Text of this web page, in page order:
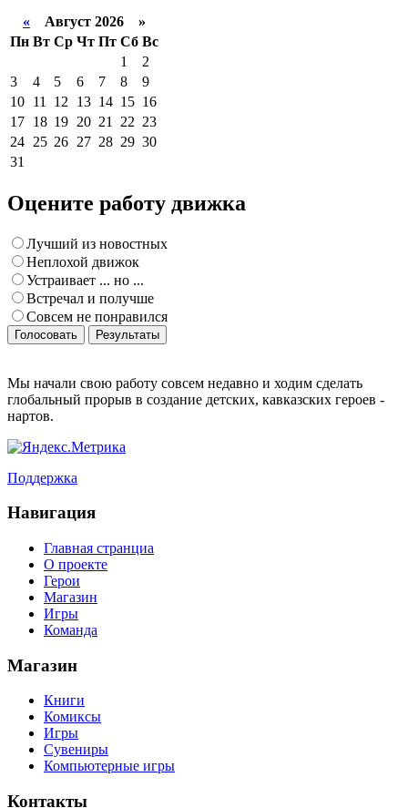
« Август 2026 »
Пн Вт Ср Чт Пт Сб Вс
1
2
3
4 5 6 7 8
9
10 11 12 13 14 15 16
17 18 19 20 21 22 23
24 25 26 27 28 29 30
31
Оцените работу движка
Лучший из новостных
Неплохой движок
Устраивает ... но ...
Встречал и получше
Совсем не понравился
Голосовать Результаты
Мы начали свою работу совсем недавно и ходим сделать
глобальный прорыв в создание детских, кавказских героев -
нартов.
Поддержка
Навигация
Главная странциа
О проекте
Герои
Магазин
Игры
Команда
Магазин
Книги
Комиксы
Игры
Сувениры
Компьютерные игры
Контакты